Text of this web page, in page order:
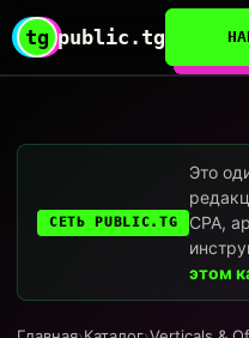
tg public.tg
СЕТЬ PUBLIC.TG
Это
CPA,
этом